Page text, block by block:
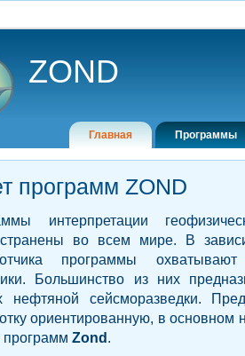
ZOND
Главная Программы
программ ZOND
интерпретации
во всем мире. В
программы
Большинство из них
нефтяной сейсморазведки.
ориентированную, в основном
программ Zond .